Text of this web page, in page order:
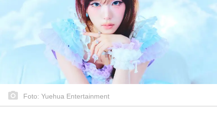
Foto: Yuehua Entertainment